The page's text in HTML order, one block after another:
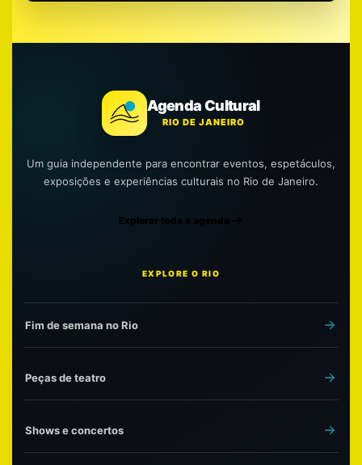
Agenda Cultural
RIO DE JANEIRO
Um guia independente para encontrar eventos, espetáculos,
exposições e experiências culturais no Rio de Janeiro.
Explorar toda a agenda
EXPLORE O RIO
Fim de semana no Rio
Peças de teatro
Shows e concertos